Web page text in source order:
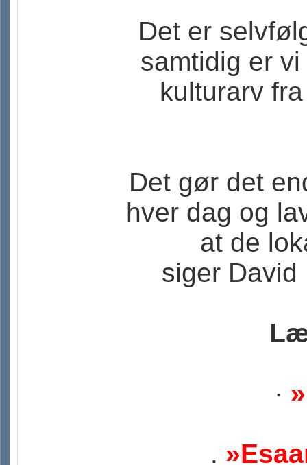
Det er
samtidig er
kulturarv
Det gør det
hver dag og
at de
siger David
·
.